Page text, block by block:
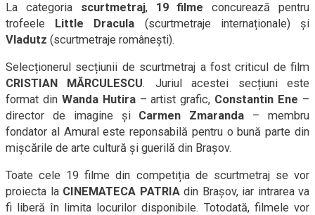
La categoria scurtmetraj, 19 filme concurează pentru
trofeele Little Dracula (scurtmetraje internaționale)
și
Vladutz (scurtmetraje românești).
Selecționerul secțiunii de scurtmetraj a fost criticul de film
CRISTIAN MĂRCULESCU. Juriul acestei secțiuni este
format din Wanda Hutira– artist grafic, Constantin Ene –
director de imagine și Carmen Zmaranda – membru
fondator al Amural este reponsabilă pentru o bună parte din
mișcările de arte cultură și guerilă din Brașov.
Toate cele 19 filme din competiția de scurtmetraj se vor
proiecta la CINEMATECA PATRIA din Brașov, iar intrarea va
fi liberă în limita locurilor disponibile. Totodată, filmele vor